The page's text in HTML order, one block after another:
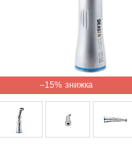
–15%